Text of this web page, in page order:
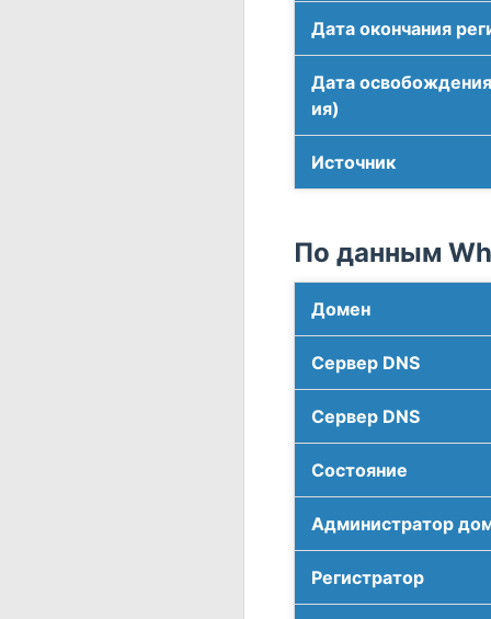
Дата окончания
Дата
ия)
Источник
По данным
Домен
Сервер DNS
Сервер DNS
Соcтояние
Администратор
Регистратор